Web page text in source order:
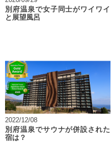
別府温泉で女子同士がワイワイ
と展望風呂
2022/12/08
別府温泉でサウナが併設された
宿は？